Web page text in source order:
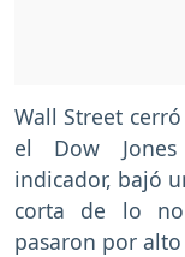
Wall Street
el Dow
indicador, bajó
corta de lo
pasaron por